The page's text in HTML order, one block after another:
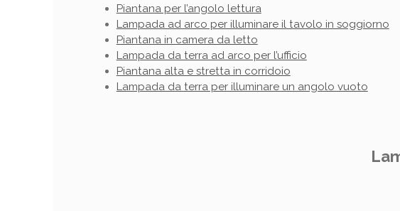
Piantana per l’angolo lettura
Lampada ad arco per illuminare il tavolo in soggiorno
Piantana in camera da letto
Lampada da terra ad arco per l’ufficio
Piantana alta e stretta in corridoio
Lampada da terra per illuminare un angolo vuoto